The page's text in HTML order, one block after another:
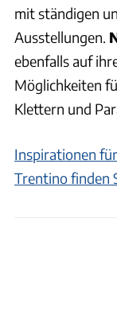
mit ständigen
Ausstellungen.
ebenfalls auf
Möglichkeiten
Klettern und
Inspirationen
Trentino finden